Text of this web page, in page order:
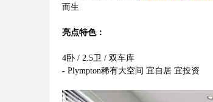
而生
亮点特色：
4卧 / 2.5卫 / 双车库
- Plympton稀有大空间 宜自居 宜投资